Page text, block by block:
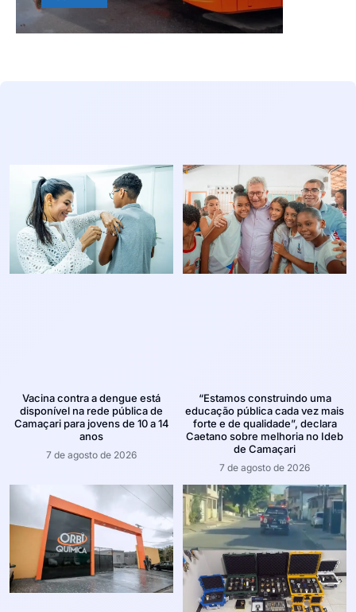
Vacina contra a dengue está
disponível na rede pública de
Camaçari para jovens de 10 a 14
anos
7 de agosto de 2026
“Estamos construindo uma
educação pública cada vez mais
forte e de qualidade”, declara
Caetano sobre melhoria no Ideb
de Camaçari
7 de agosto de 2026